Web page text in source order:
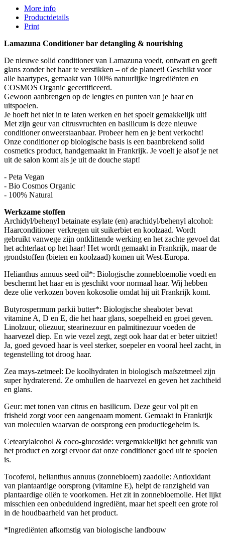
More info
Productdetails
Print
Lamazuna Conditioner bar detangling & nourishing
De nieuwe solid conditioner van Lamazuna voedt, ontwart en geeft
glans zonder het haar te verstikken – of de planeet! Geschikt voor
alle haartypes, gemaakt van 100% natuurlijke ingrediënten en
COSMOS Organic gecertificeerd.
Gewoon aanbrengen op de lengtes en punten van je haar en
uitspoelen.
Je hoeft het niet in te laten werken en het spoelt gemakkelijk uit!
Met zijn geur van citrusvruchten en basilicum is deze nieuwe
conditioner onweerstaanbaar. Probeer hem en je bent verkocht!
Onze conditioner op biologische basis is een baanbrekend solid
cosmetics product, handgemaakt in Frankrijk. Je voelt je alsof je net
uit de salon komt als je uit de douche stapt!
- Peta Vegan
- Bio Cosmos Organic
- 100% Natural
Werkzame stoffen
Archidyl/behenyl betainate esylate (en) arachidyl/behenyl alcohol:
Haarconditioner verkregen uit suikerbiet en koolzaad. Wordt
gebruikt vanwege zijn ontklittende werking en het zachte gevoel dat
het achterlaat op het haar! Het wordt gemaakt in Frankrijk, maar de
grondstoffen (bieten en koolzaad) komen uit West-Europa.
Helianthus annuus seed oil*: Biologische zonnebloemolie voedt en
beschermt het haar en is geschikt voor normaal haar. Wij hebben
deze olie verkozen boven kokosolie omdat hij uit Frankrijk komt.
Butyrospermum parkii butter*: Biologische sheaboter bevat
vitamine A, D en E, die het haar glans, soepelheid en groei geven.
Linolzuur, oliezuur, stearinezuur en palmitinezuur voeden de
haarvezel diep. En wie vezel zegt, zegt ook haar dat er beter uitziet!
Ja, goed gevoed haar is veel sterker, soepeler en vooral heel zacht, in
tegenstelling tot droog haar.
Zea mays-zetmeel: De koolhydraten in biologisch maïszetmeel zijn
super hydraterend. Ze omhullen de haarvezel en geven het zachtheid
en glans.
Geur: met tonen van citrus en basilicum. Deze geur vol pit en
frisheid zorgt voor een aangenaam moment. Gemaakt in Frankrijk
van moleculen waarvan de oorsprong een productiegeheim is.
Cetearylalcohol & coco-glucoside: vergemakkelijkt het gebruik van
het product en zorgt ervoor dat onze conditioner goed uit te spoelen
is.
Tocoferol, helianthus annuus (zonnebloem) zaadolie: Antioxidant
van plantaardige oorsprong (vitamine E), helpt de ranzigheid van
plantaardige oliën te voorkomen. Het zit in zonnebloemolie. Het lijkt
misschien een onbeduidend ingrediënt, maar het speelt een grote rol
in de houdbaarheid van het product.
*Ingrediënten afkomstig van biologische landbouw